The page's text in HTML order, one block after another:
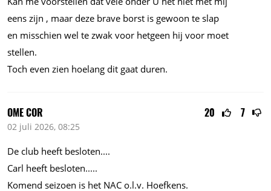
eens zijn , maar deze brave borst is gewoon te slap
en misschien wel te zwak voor hetgeen hij voor moet
stellen.
Toch even zien hoelang dit gaat duren.
20 7
OME COR
02 juli 2026, 08:25
De club heeft besloten....
Carl heeft besloten.....
Komend seizoen is het NAC o.l.v. Hoefkens.